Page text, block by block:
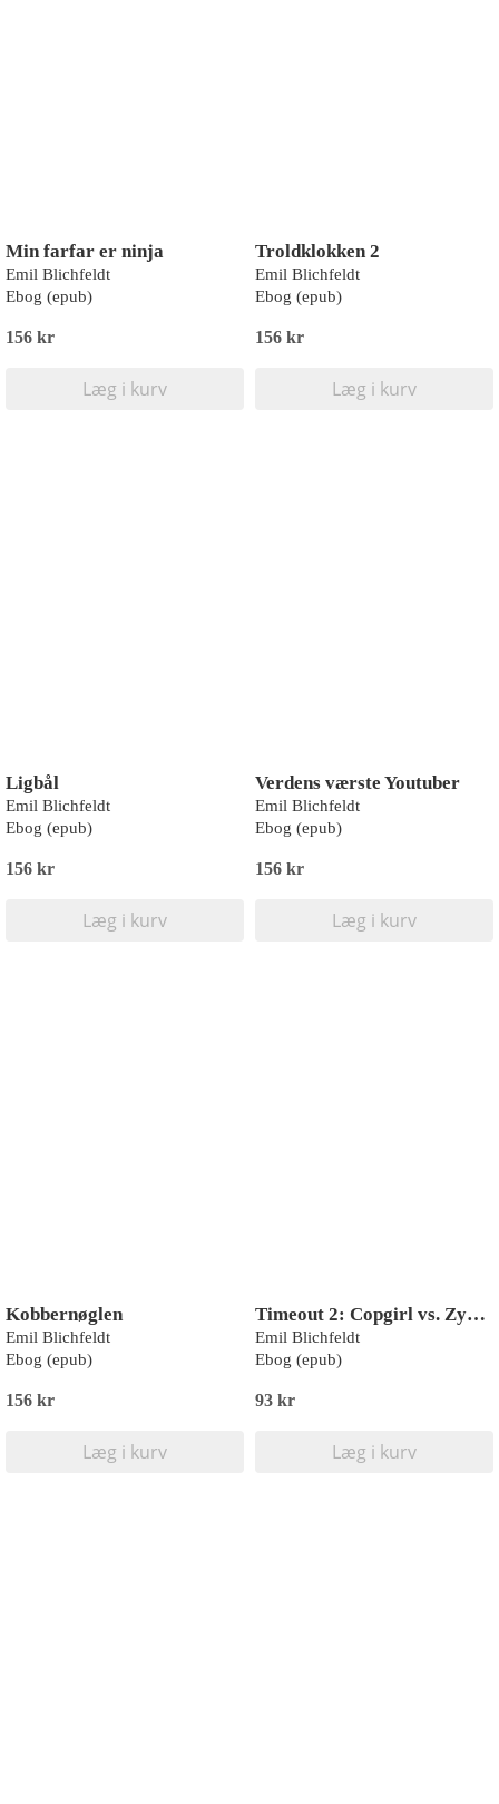
Min farfar er ninja
Emil Blichfeldt
Ebog (epub)
156 kr
Læg i kurv
Troldklokken 2
Emil Blichfeldt
Ebog (epub)
156 kr
Læg i kurv
Ligbål
Emil Blichfeldt
Ebog (epub)
156 kr
Læg i kurv
Verdens værste Youtuber
Emil Blichfeldt
Ebog (epub)
156 kr
Læg i kurv
Kobbernøglen
Emil Blichfeldt
Ebog (epub)
156 kr
Læg i kurv
Timeout 2: Copgirl vs. Zybork
Emil Blichfeldt
Ebog (epub)
93 kr
Læg i kurv